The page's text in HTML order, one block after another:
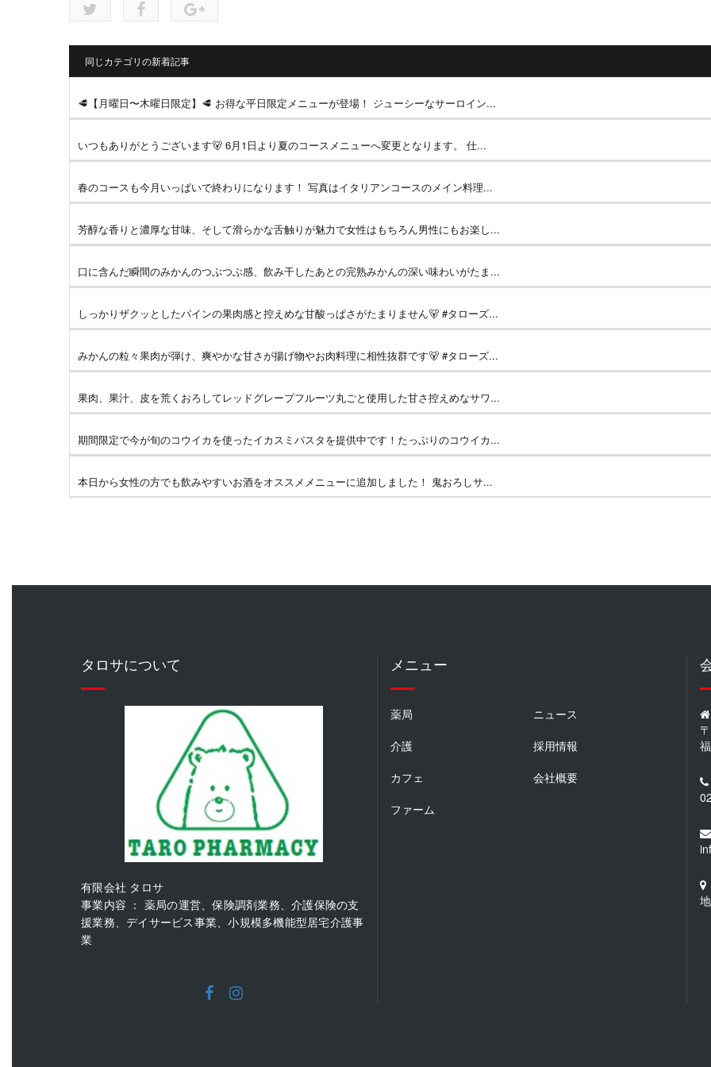
同じカテゴリの新着記事
🥩【月曜日〜木曜日限定】🥩 お得な平日限定メニューが登場！ ジューシーなサーロイン...
いつもありがとうございます🐻 6月1日より夏のコースメニューへ変更となります。 仕...
春のコースも今月いっぱいで終わりになります！ 写真はイタリアンコースのメイン料理...
芳醇な香りと濃厚な甘味、そして滑らかな舌触りが魅力で女性はもちろん男性にもお楽し...
口に含んだ瞬間のみかんのつぶつぶ感、飲み干したあとの完熟みかんの深い味わいがたま...
しっかりザクッとしたパインの果肉感と控えめな甘酸っぱさがたまりません🐻 #タローズ...
みかんの粒々果肉が弾け、爽やかな甘さが揚げ物やお肉料理に相性抜群です🐻 #タローズ...
果肉、果汁、皮を荒くおろしてレッドグレープフルーツ丸ごと使用した甘さ控えめなサワ...
期間限定で今が旬のコウイカを使ったイカスミパスタを提供中です！たっぷりのコウイカ...
本日から女性の方でも飲みやすいお酒をオススメメニューに追加しました！ 鬼おろしサ...
タロサについて
有限会社 タロサ
事業内容 ： 薬局の運営、保険調剤業務、介護保険の支
援業務、デイサービス事業、小規模多機能型居宅介護事
業
メニュー
薬局
介護
カフェ
ファーム
ニュース
採用情報
会社概要